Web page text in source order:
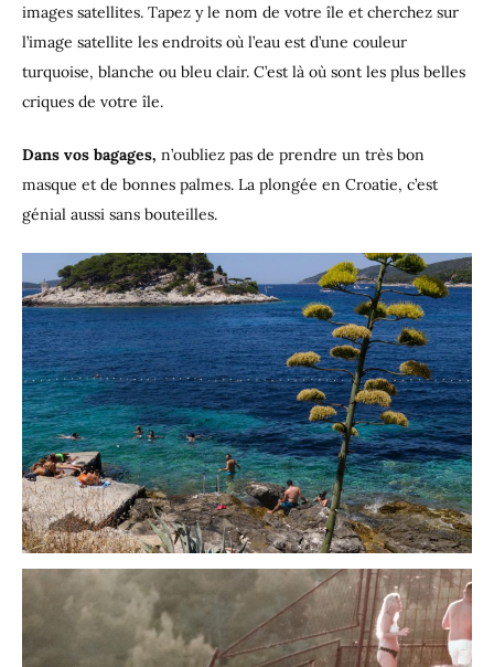
images satellites. Tapez y le nom de votre île et cherchez sur
l’image satellite les endroits où l’eau est d’une couleur
turquoise, blanche ou bleu clair. C’est là où sont les plus belles
criques de votre île.
Dans vos bagages, n’oubliez pas de prendre un très bon
masque et de bonnes palmes. La plongée en Croatie, c’est
génial aussi sans bouteilles.